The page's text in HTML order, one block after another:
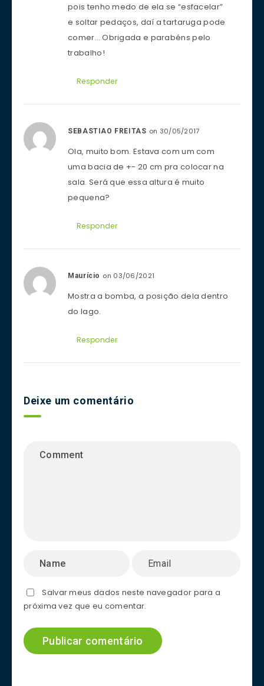
pois tenho medo de ela se “esfacelar”
e soltar pedaços, daí a tartaruga pode
comer… Obrigada e parabéns pelo
trabalho!
Responder
SEBASTIAO FREITAS on 30/05/2017
Ola, muito bom. Estava com um com
uma bacia de +- 20 cm pra colocar na
sala. Será que essa altura é muito
pequena?
Responder
Maurício on 03/06/2021
Mostra a bomba, a posição dela dentro
do lago.
Responder
Deixe um comentário
Salvar meus dados neste navegador para a
próxima vez que eu comentar.